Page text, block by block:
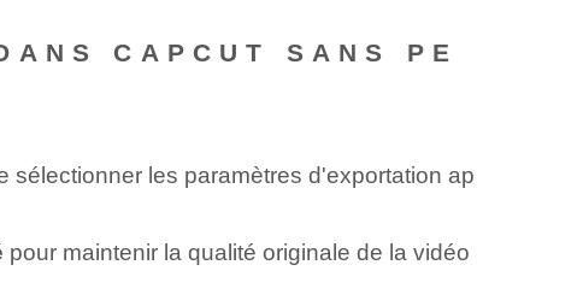
CAPCUT SANS PE
sélectionner les paramètres d'exportation ap
pour ⁢maintenir⁤ la qualité originale de la vidéo